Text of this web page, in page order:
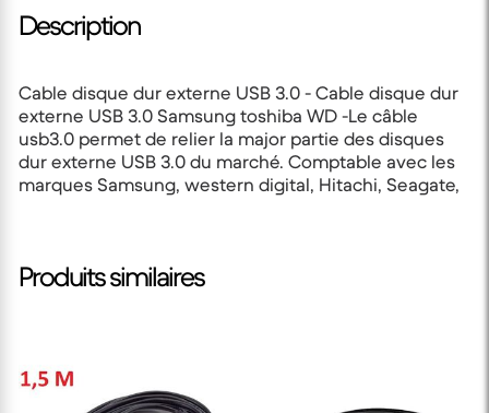
Description
Cable disque dur externe USB 3.0 - Cable disque dur
externe USB 3.0 Samsung toshiba WD -Le câble
usb3.0 permet de relier la major partie des disques
dur externe USB 3.0 du marché. Comptable avec les
marques Samsung, western digital, Hitachi, Seagate,
Produits similaires